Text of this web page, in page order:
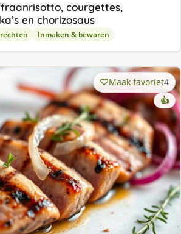
courgettes,
en chorizosaus
Inmaken & bewaren
Maak favoriet4
👍